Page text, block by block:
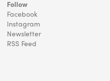
Follow
Facebook
Instagram
Newsletter
RSS Feed